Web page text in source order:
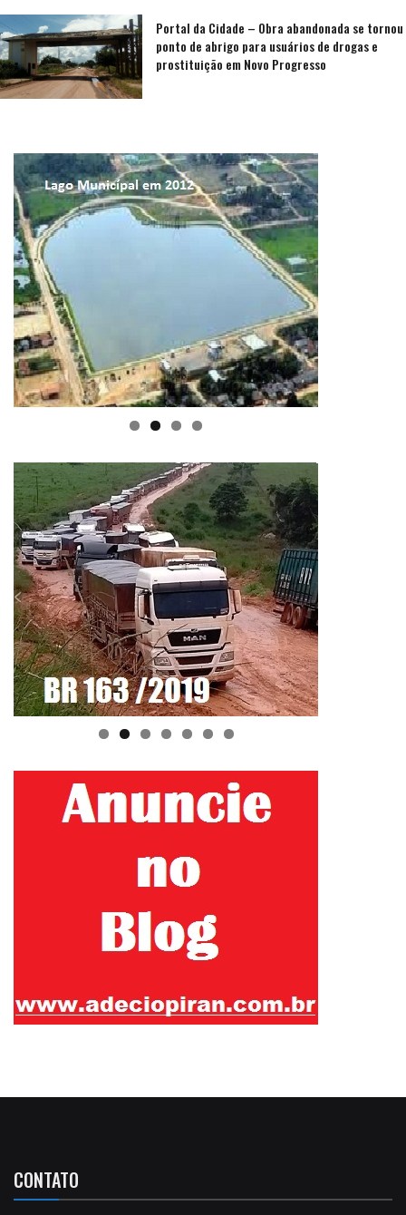
Portal da Cidade – Obra abandonada se tornou
ponto de abrigo para usuários de drogas e
prostituição em Novo Progresso
CONTATO